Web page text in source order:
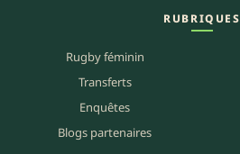
RUBRIQUES
Rugby féminin
Transferts
Enquêtes
Blogs partenaires